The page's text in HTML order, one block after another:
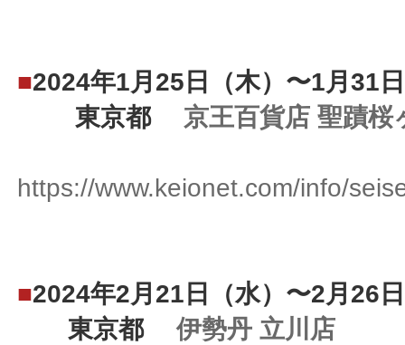
■2024年1月25日（木）〜1月31
東京都 京王百貨店 聖蹟桜
https://www.keionet.com/info/
■2024年2月21日（水）〜2月26
東京都伊勢丹 立川店